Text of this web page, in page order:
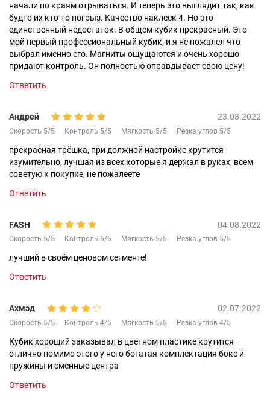
начали по краям отрываться. И теперь это выглядит так, как
будто их кто-то погрыз. Качество наклеек 4. Но это
единственный недостаток. В общем кубик прекрасный. Это
мой первый профессиональный кубик, и я не пожалел что
выбрал именно его. Магниты ощущаются и очень хорошо
придают контроль. Он полностью оправдывает свою цену!
Ответить
Андрей 23.08.2022
Скорость 5/5 Контроль 5/5 Мягкость 5/5 Резка углов 5/5
прекрасная трёшка, при должной настройке крутится
изумительно, лучшая из всех которые я держал в руках, всем
советую к покупке, не пожалеете
Ответить
FASH 04.08.2022
Скорость 5/5 Контроль 5/5 Мягкость 5/5 Резка углов 5/5
лучший в своём ценовом сегменте!
Ответить
Ахмэд 02.07.2022
Скорость 5/5 Контроль 4/5 Мягкость 5/5 Резка углов 4/5
Кубик хороший заказывал в цветном пластике крутится
отлично помимо этого у него богатая комплектация бокс и
пружины и сменные центра
Ответить